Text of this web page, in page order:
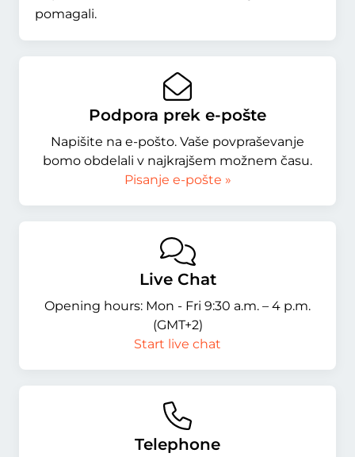
pomagali.
Podpora prek e-pošte
Napišite na e-pošto. Vaše povpraševanje
bomo obdelali v najkrajšem možnem času.
Pisanje e-pošte »
Live Chat
Opening hours: Mon - Fri 9:30 a.m. – 4 p.m.
(GMT+2)
Start live chat
Telephone